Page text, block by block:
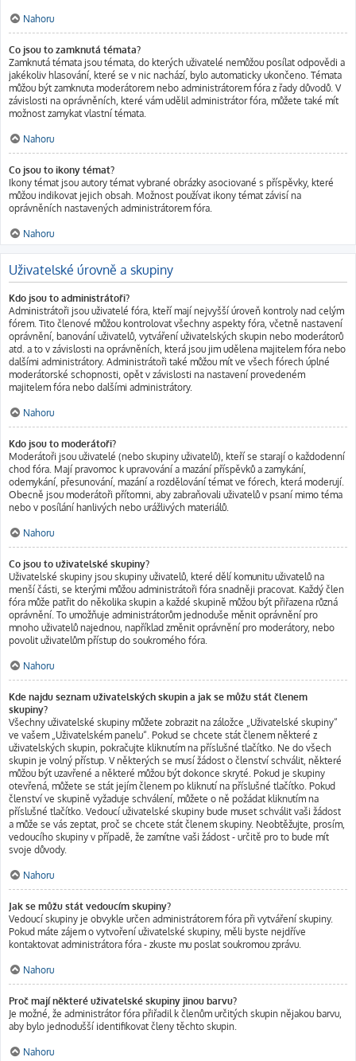
Nahoru
Co jsou to zamknutá témata?
Zamknutá témata jsou témata, do kterých uživatelé nemůžou posílat odpovědi a
jakékoliv hlasování, které se v nic nachází, bylo automaticky ukončeno. Témata
můžou být zamknuta moderátorem nebo administrátorem fóra z řady důvodů. V
závislosti na oprávněních, které vám udělil administrátor fóra, můžete také mít
možnost zamykat vlastní témata.
Nahoru
Co jsou to ikony témat?
Ikony témat jsou autory témat vybrané obrázky asociované s příspěvky, které
můžou indikovat jejich obsah. Možnost používat ikony témat závisí na
oprávněních nastavených administrátorem fóra.
Nahoru
Uživatelské úrovně a skupiny
Kdo jsou to administrátoři?
Administrátoři jsou uživatelé fóra, kteří mají nejvyšší úroveň kontroly nad celým
fórem. Tito členové můžou kontrolovat všechny aspekty fóra, včetně nastavení
oprávnění, banování uživatelů, vytváření uživatelských skupin nebo moderátorů
atd. a to v závislosti na oprávněních, která jsou jim udělena majitelem fóra nebo
dalšími administrátory. Administrátoři také můžou mít ve všech fórech úplné
moderátorské schopnosti, opět v závislosti na nastavení provedeném
majitelem fóra nebo dalšími administrátory.
Nahoru
Kdo jsou to moderátoři?
Moderátoři jsou uživatelé (nebo skupiny uživatelů), kteří se starají o každodenní
chod fóra. Mají pravomoc k upravování a mazání příspěvků a zamykání,
odemykání, přesunování, mazání a rozdělování témat ve fórech, která moderují.
Obecně jsou moderátoři přítomni, aby zabraňovali uživatelů v psaní mimo téma
nebo v posílání hanlivých nebo urážlivých materiálů.
Nahoru
Co jsou to uživatelské skupiny?
Uživatelské skupiny jsou skupiny uživatelů, které dělí komunitu uživatelů na
menší části, se kterými můžou administrátoři fóra snadněji pracovat. Každý člen
fóra může patřit do několika skupin a každé skupině můžou být přiřazena různá
oprávnění. To umožňuje administrátorům jednoduše měnit oprávnění pro
mnoho uživatelů najednou, například změnit oprávnění pro moderátory, nebo
povolit uživatelům přístup do soukromého fóra.
Nahoru
Kde najdu seznam uživatelských skupin a jak se můžu stát členem
skupiny?
Všechny uživatelské skupiny můžete zobrazit na záložce „Uživatelské skupiny“
ve vašem „Uživatelském panelu“. Pokud se chcete stát členem některé z
uživatelských skupin, pokračujte kliknutím na příslušné tlačítko. Ne do všech
skupin je volný přístup. V některých se musí žádost o členství schválit, některé
můžou být uzavřené a některé můžou být dokonce skryté. Pokud je skupiny
otevřená, můžete se stát jejím členem po kliknutí na příslušné tlačítko. Pokud
členství ve skupině vyžaduje schválení, můžete o ně požádat kliknutím na
příslušné tlačítko. Vedoucí uživatelské skupiny bude muset schválit vaši žádost
a může se vás zeptat, proč se chcete stát členem skupiny. Neobtěžujte, prosím,
vedoucího skupiny v případě, že zamítne vaši žádost - určitě pro to bude mít
svoje důvody.
Nahoru
Jak se můžu stát vedoucím skupiny?
Vedoucí skupiny je obvykle určen administrátorem fóra při vytváření skupiny.
Pokud máte zájem o vytvoření uživatelské skupiny, měli byste nejdříve
kontaktovat administrátora fóra - zkuste mu poslat soukromou zprávu.
Nahoru
Proč mají některé uživatelské skupiny jinou barvu?
Je možné, že administrátor fóra přiřadil k členům určitých skupin nějakou barvu,
aby bylo jednodušší identifikovat členy těchto skupin.
Nahoru